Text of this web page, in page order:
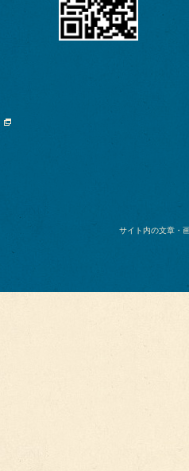
サイト内の文章・